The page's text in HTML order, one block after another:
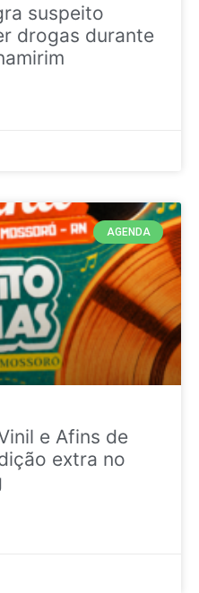
suspeito
drogas durante
AGENDA
e Afins de
extra no